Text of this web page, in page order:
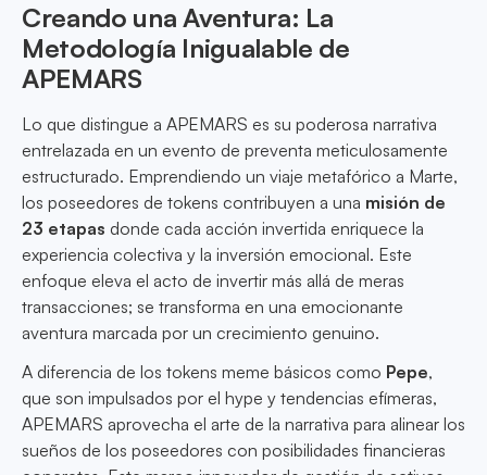
Creando una Aventura: La
Metodología Inigualable de
APEMARS
Lo que distingue a APEMARS es su poderosa narrativa
entrelazada en un evento de preventa meticulosamente
estructurado. Emprendiendo un viaje metafórico a Marte,
los poseedores de tokens contribuyen a una misión de
23 etapas donde cada acción invertida enriquece la
experiencia colectiva y la inversión emocional. Este
enfoque eleva el acto de invertir más allá de meras
transacciones; se transforma en una emocionante
aventura marcada por un crecimiento genuino.
A diferencia de los tokens meme básicos como Pepe,
que son impulsados por el hype y tendencias efímeras,
APEMARS aprovecha el arte de la narrativa para alinear los
sueños de los poseedores con posibilidades financieras